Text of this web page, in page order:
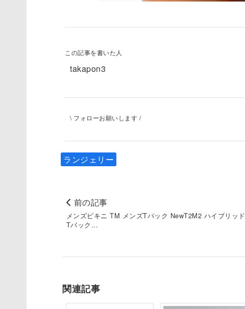
この記事を書いた人
takapon3
\ フォローお願いします /
ランジェリー
前の記事
メンズビキニ TM メンズTバック NewT2M2 ハイブリッド
Tバック...
関連記事